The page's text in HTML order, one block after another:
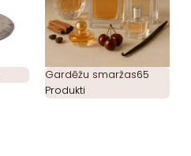
Gardēžu smaržas65
Produkti